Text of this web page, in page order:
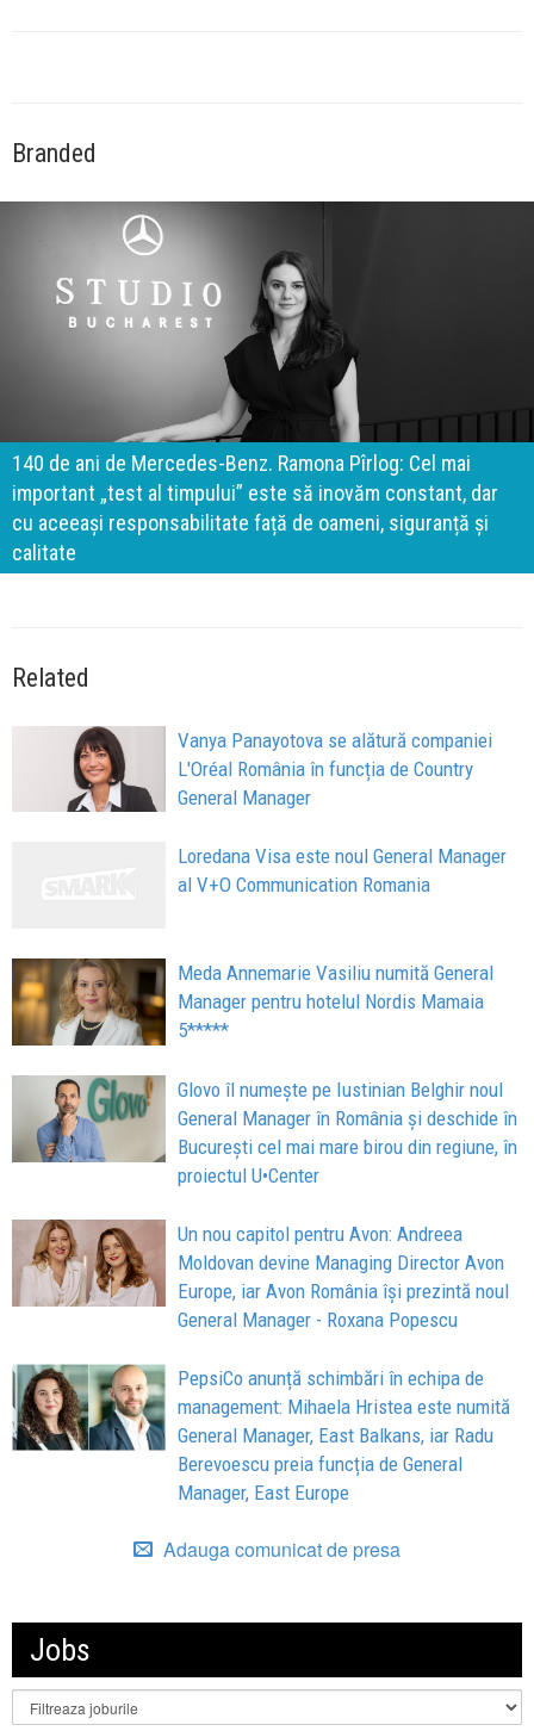
Branded
140 de ani de Mercedes-Benz. Ramona Pîrlog: Cel mai
important „test al timpului” este să inovăm constant, dar
cu aceeași responsabilitate față de oameni, siguranță și
calitate
Related
Vanya Panayotova se alătură companiei
L'Oréal România în funcția de Country
General Manager
Loredana Visa este noul General Manager
al V+O Communication Romania
Meda Annemarie Vasiliu numită General
Manager pentru hotelul Nordis Mamaia
5*****
Glovo îl numește pe Iustinian Belghir noul
General Manager în România și deschide în
București cel mai mare birou din regiune, în
proiectul U•Center
Un nou capitol pentru Avon: Andreea
Moldovan devine Managing Director Avon
Europe, iar Avon România își prezintă noul
General Manager - Roxana Popescu
PepsiCo anunță schimbări în echipa de
management: Mihaela Hristea este numită
General Manager, East Balkans, iar Radu
Berevoescu preia funcția de General
Manager, East Europe
Adauga comunicat de presa
Jobs